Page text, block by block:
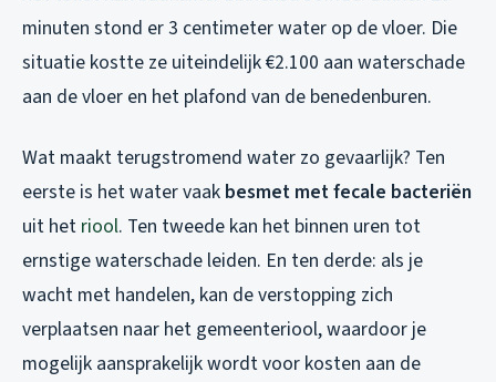
minuten stond er 3 centimeter water op de vloer. Die
situatie kostte ze uiteindelijk €2.100 aan waterschade
aan de vloer en het plafond van de benedenburen.
Wat maakt terugstromend water zo gevaarlijk? Ten
eerste is het water vaak besmet met fecale bacteriën
uit het riool. Ten tweede kan het binnen uren tot
ernstige waterschade leiden. En ten derde: als je
wacht met handelen, kan de verstopping zich
verplaatsen naar het gemeenteriool, waardoor je
mogelijk aansprakelijk wordt voor kosten aan de